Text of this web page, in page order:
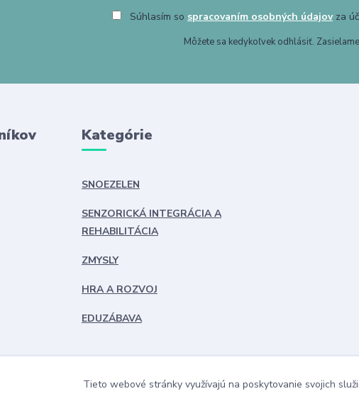
Súhlasím so spracovaním osobných údajovza
Môžete sa kedykoľvek odhlásiť.
Kategórie
SNOEZELEN
SENZORICKÁ INTEGRÁCIA A
REHABILITÁCIA
ZMYSLY
HRA A ROZVOJ
EDUZÁBAVA
Tieto webové stránky využívajú na poskytovanie svojich